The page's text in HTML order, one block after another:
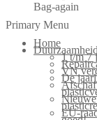
Bag-again
Primary Menu
Home
1 t/m 7
VN
De
EU-